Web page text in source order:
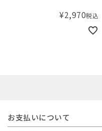
¥2,970税込
お支払いについて